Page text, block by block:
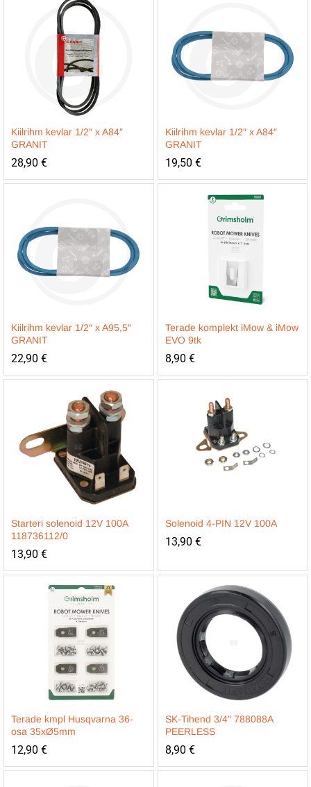
Kiilrihm kevlar 1/2″ x A84″
GRANIT
28,90 €
Kiilrihm kevlar 1/2″ x A84″
GRANIT
19,50 €
Kiilrihm kevlar 1/2″ x A95,5″
GRANIT
22,90 €
Terade komplekt iMow & iMow
EVO 9tk
8,90 €
Starteri solenoid 12V 100A
118736112/0
13,90 €
Solenoid 4-PIN 12V 100A
13,90 €
Terade kmpl Husqvarna 36-
osa 35xØ5mm
12,90 €
SK-Tihend 3/4″ 788088A
PEERLESS
8,90 €